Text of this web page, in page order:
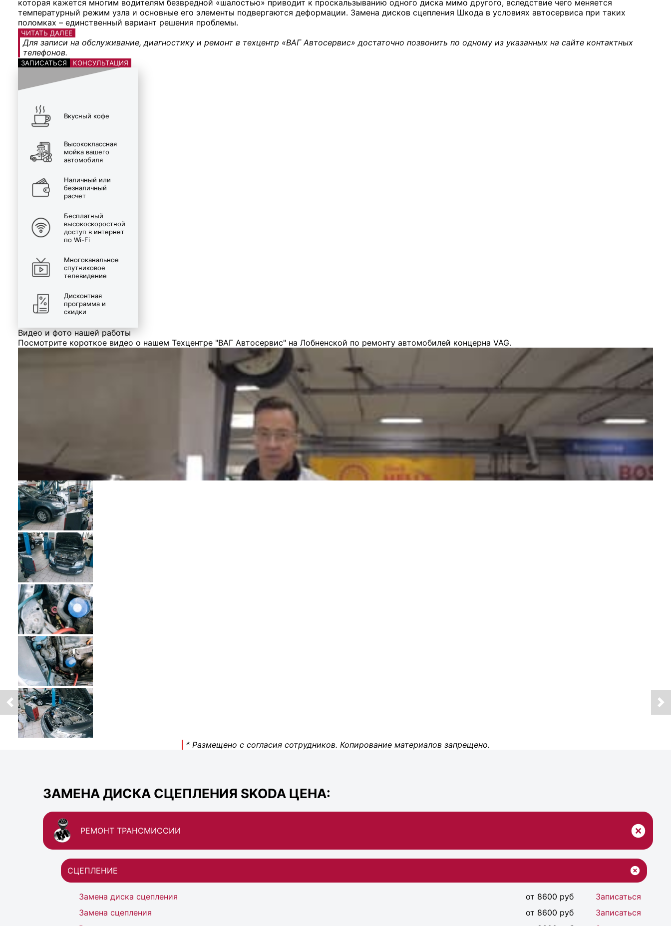
которая кажется многим водителям безвредной «шалостью» приводит к проскальзыванию одного диска мимо другого, вследствие чего меняется
температурный режим узла и основные его элементы подвергаются деформации. Замена дисков сцепления Шкода в условиях автосервиса при таких
поломках – единственный вариант решения проблемы.
ЧИТАТЬ ДАЛЕЕ
Для записи на обслуживание, диагностику и ремонт в техцентр «ВАГ Автосервис» достаточно позвонить по одному из указанных на сайте контактных
телефонов.
ЗАПИСАТЬСЯ КОНСУЛЬТАЦИЯ
Вкусный кофе
Высококлассная
мойка вашего
автомобиля
Наличный или
безналичный
расчет
Бесплатный
высокоскоростной
доступ в интернет
по Wi-Fi
Многоканальное
спутниковое
телевидение
Дисконтная
программа и
скидки
Видео и фото нашей работы
Посмотрите короткое видео о нашем Техцентре "ВАГ Автосервис" на Лобненской по ремонту автомобилей концерна VAG.
* Размещено с согласия сотрудников. Копирование материалов запрещено.
ЗАМЕНА ДИСКА СЦЕПЛЕНИЯ SKODA ЦЕНА:
РЕМОНТ ТРАНСМИССИИ
СЦЕПЛЕНИЕ
Замена диска сцепления от 8600 руб
Записаться
Замена сцепления
от 8600 руб
Записаться